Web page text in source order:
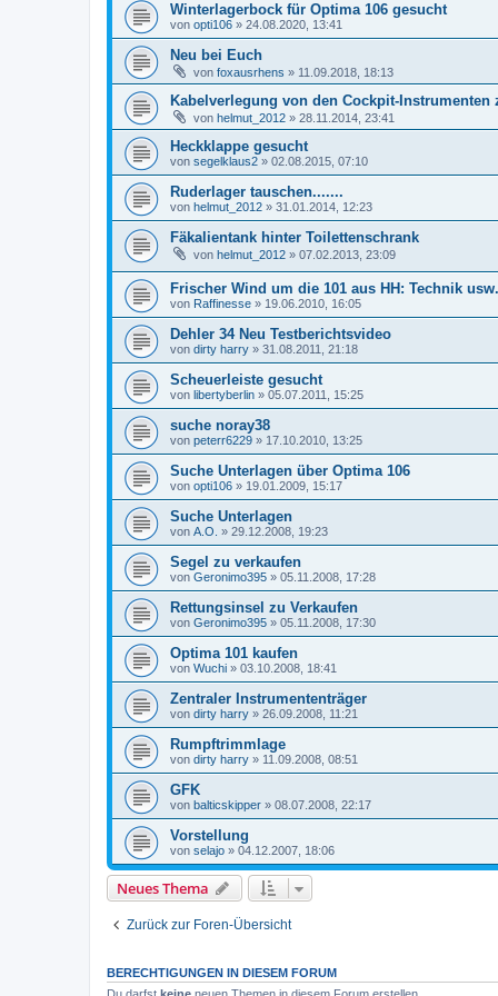
Winterlagerbock für Optima 106 gesucht
von opti106 » 24.08.2020, 13:41
Neu bei Euch
von foxausrhens » 11.09.2018, 18:13
Kabelverlegung von den Cockpit-Instrumenten
von helmut_2012 » 28.11.2014, 23:41
Heckklappe gesucht
von segelklaus2 » 02.08.2015, 07:10
Ruderlager tauschen.......
von helmut_2012 » 31.01.2014, 12:23
Fäkalientank hinter Toilettenschrank
von helmut_2012 » 07.02.2013, 23:09
Frischer Wind um die 101 aus HH: Technik
von Raffinesse » 19.06.2010, 16:05
Dehler 34 Neu Testberichtsvideo
von dirty harry » 31.08.2011, 21:18
Scheuerleiste gesucht
von libertyberlin » 05.07.2011, 15:25
suche noray38
von peterr6229 » 17.10.2010, 13:25
Suche Unterlagen über Optima 106
von opti106 » 19.01.2009, 15:17
Suche Unterlagen
von A.O. » 29.12.2008, 19:23
Segel zu verkaufen
von Geronimo395 » 05.11.2008, 17:28
Rettungsinsel zu Verkaufen
von Geronimo395 » 05.11.2008, 17:30
Optima 101 kaufen
von Wuchi » 03.10.2008, 18:41
Zentraler Instrumententräger
von dirty harry » 26.09.2008, 11:21
Rumpftrimmlage
von dirty harry » 11.09.2008, 08:51
GFK
von balticskipper » 08.07.2008, 22:17
Vorstellung
von selajo » 04.12.2007, 18:06
Neues Thema
Zurück zur Foren-Übersicht
BERECHTIGUNGEN IN DIESEM FORUM